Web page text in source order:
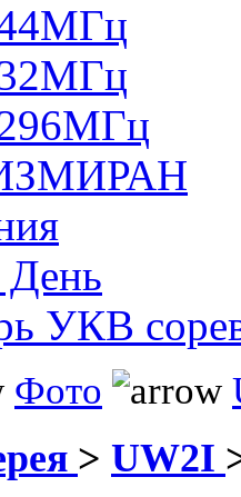
День
УКВ
Фото
> UW2I